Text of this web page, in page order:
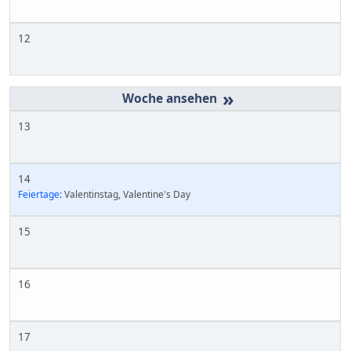
12
»
13
14
Feiertage:Valentinstag, Valentine's Day
15
16
17